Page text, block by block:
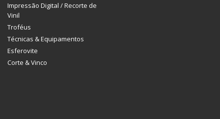
Impressão Digital / Recorte de
Vinil
Troféus
Técnicas & Equipamentos
Esferovite
Corte & Vinco